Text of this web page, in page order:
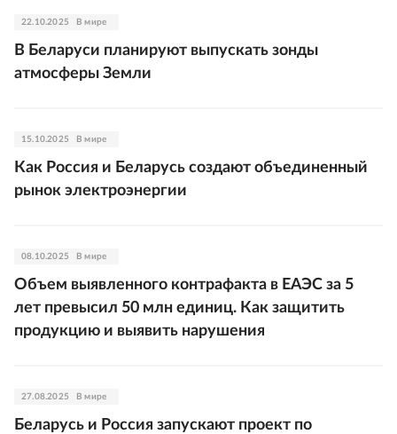
22.10.2025 В мире
В Беларуси планируют выпускать зонды
атмосферы Земли
15.10.2025 В мире
Как Россия и Беларусь создают объединенный
рынок электроэнергии
08.10.2025 В мире
Объем выявленного контрафакта в ЕАЭС за 5
лет превысил 50 млн единиц. Как защитить
продукцию и выявить нарушения
27.08.2025 В мире
Беларусь и Россия запускают проект по